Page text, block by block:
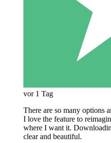
vor 1 Tag
There are so many options
I love the feature to
where I want it.
clear and beautiful.